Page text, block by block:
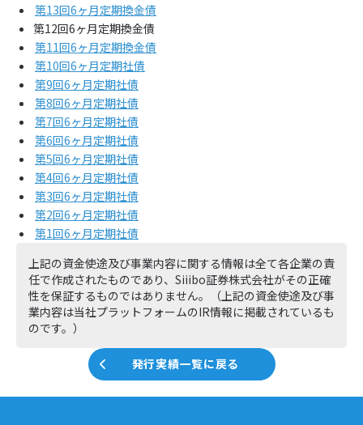
第13回6ヶ月定期換金債
第12回6ヶ月定期換金債
第11回6ヶ月定期換金債
第10回6ヶ月定期社債
第9回6ヶ月定期社債
第8回6ヶ月定期社債
第7回6ヶ月定期社債
第6回6ヶ月定期社債
第5回6ヶ月定期社債
第4回6ヶ月定期社債
第3回6ヶ月定期社債
第2回6ヶ月定期社債
第1回6ヶ月定期社債
上記の資金使途及び事業内容に関する情報は全て各企業の責
任で作成されたものであり、Siiibo証券株式会社がその正確
性を保証するものではありません。（上記の資金使途及び事
業内容は当社プラットフォームのIR情報に掲載されているも
のです。）
発行実績一覧に戻る